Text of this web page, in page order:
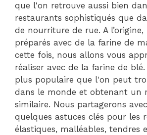
que l'on retrouve aussi bien
restaurants sophistiqués que
de nourriture de rue. A
préparés avec de la farine de
cette fois, nous allons vous
réaliser avec de la farine de
plus populaire que l'on peut
dans le monde et obtenant un
similaire. Nous partagerons
quelques astuces clés pour les
élastiques, malléables, tendres